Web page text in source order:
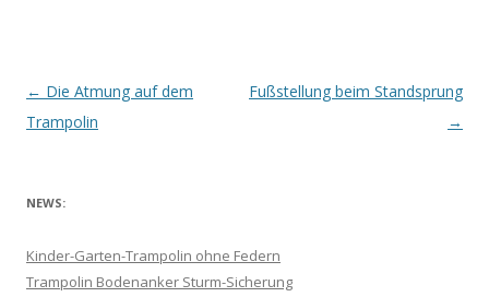
B
e
r
g
← Die Atmung auf dem
Trampolin
Fußstellung beim Standsprung
→
NEWS:
Kinder-Garten-Trampolin ohne Federn
Trampolin Bodenanker Sturm-Sicherung